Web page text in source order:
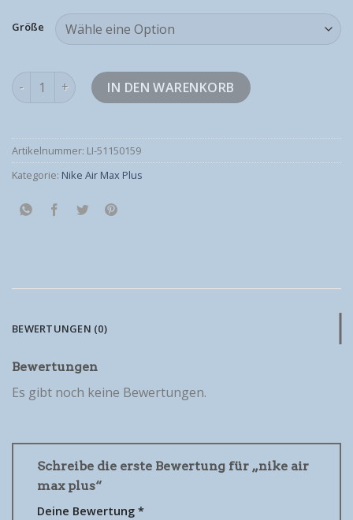
Größe
nike air max plus MengeIN DEN WARENKORB
Artikelnummer: LI-51150159
Kategorie: Nike Air Max Plus
BEWERTUNGEN (0)
Bewertungen
Es gibt noch keine Bewertungen.
Schreibe die erste Bewertung für „nike air
max plus“
Deine Bewertung *